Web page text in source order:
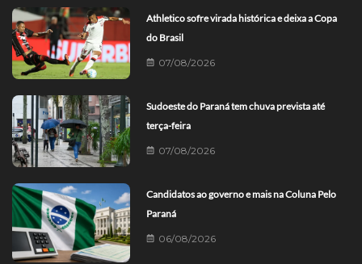
Athletico sofre virada histórica e deixa a Copa
do Brasil
07/08/2026
Sudoeste do Paraná tem chuva prevista até
terça-feira
07/08/2026
Candidatos ao governo e mais na Coluna Pelo
Paraná
06/08/2026